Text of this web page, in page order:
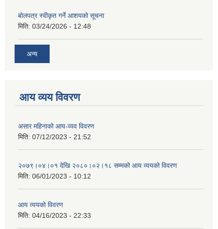
बोलपत्र स्वीकृत गर्ने आशयको सूचना
मिति: 03/24/2026 - 12:48
अन्य
आय व्यय विवरण
असार महिनाको आय-व्यव विवरण
मिति: 07/12/2023 - 21:52
२०७९।०४।०१ देखि २०८०।०२।१८ सम्मको आय व्ययको विवरण
मिति: 06/01/2023 - 10:12
आय व्ययको विवरण
मिति: 04/16/2023 - 22:33